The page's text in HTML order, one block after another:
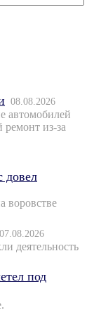
08.08.2026
автомобилей
из-за
довел
воровстве
07.08.2026
деятельность
под